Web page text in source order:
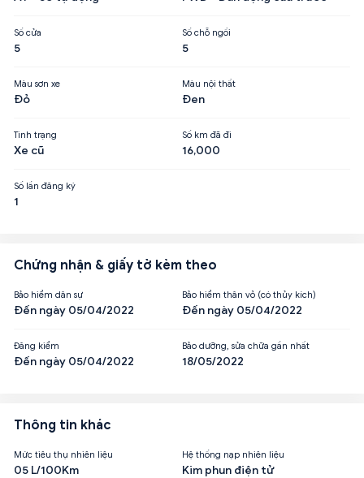
Số cửa
5
Số chỗ ngồi
5
Màu sơn xe
Đỏ
Màu nội thất
Đen
Tình trạng
Xe cũ
Số km đã đi
16,000
Số lần đăng ký
1
Chứng nhận & giấy tờ kèm theo
Bảo hiểm dân sự
Đến ngày 05/04/2022
Bảo hiểm thân vỏ (có thủy kích)
Đến ngày 05/04/2022
Đăng kiểm
Đến ngày 05/04/2022
Bảo dưỡng, sửa chữa gần nhất
18/05/2022
Thông tin khác
Mức tiêu thụ nhiên liệu
05 L/100Km
Hệ thống nạp nhiên liệu
Kim phun điện tử